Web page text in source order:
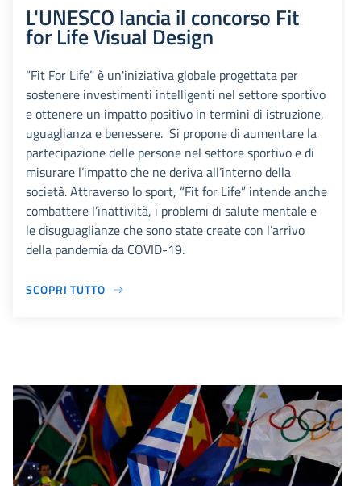
L'UNESCO lancia il concorso Fit
for Life Visual Design
“Fit For Life” è un'iniziativa globale progettata per
sostenere investimenti intelligenti nel settore sportivo
e ottenere un impatto positivo in termini di istruzione,
uguaglianza e benessere. Si propone di aumentare la
partecipazione delle persone nel settore sportivo e di
misurare l’impatto che ne deriva all’interno della
società. Attraverso lo sport, “Fit for Life” intende anche
combattere l’inattività, i problemi di salute mentale e
le disuguaglianze che sono state create con l’arrivo
della pandemia da COVID-19.
SCOPRI TUTTO